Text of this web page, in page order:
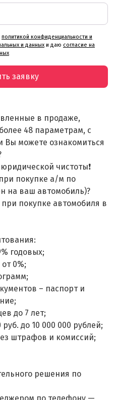
политикой конфиденциальности и
и данных и даю согласие на
заявку
в продаже,
48 параметрам, с
Вы можете ознакомиться
чистоты❗
покупке а/м по
на ваш автомобиль)?
покупке автомобиля в
годовых;
0%;
– паспорт и
до 7 лет;
до 10 000 000 рублей;
штрафов и комиссий;
решения по